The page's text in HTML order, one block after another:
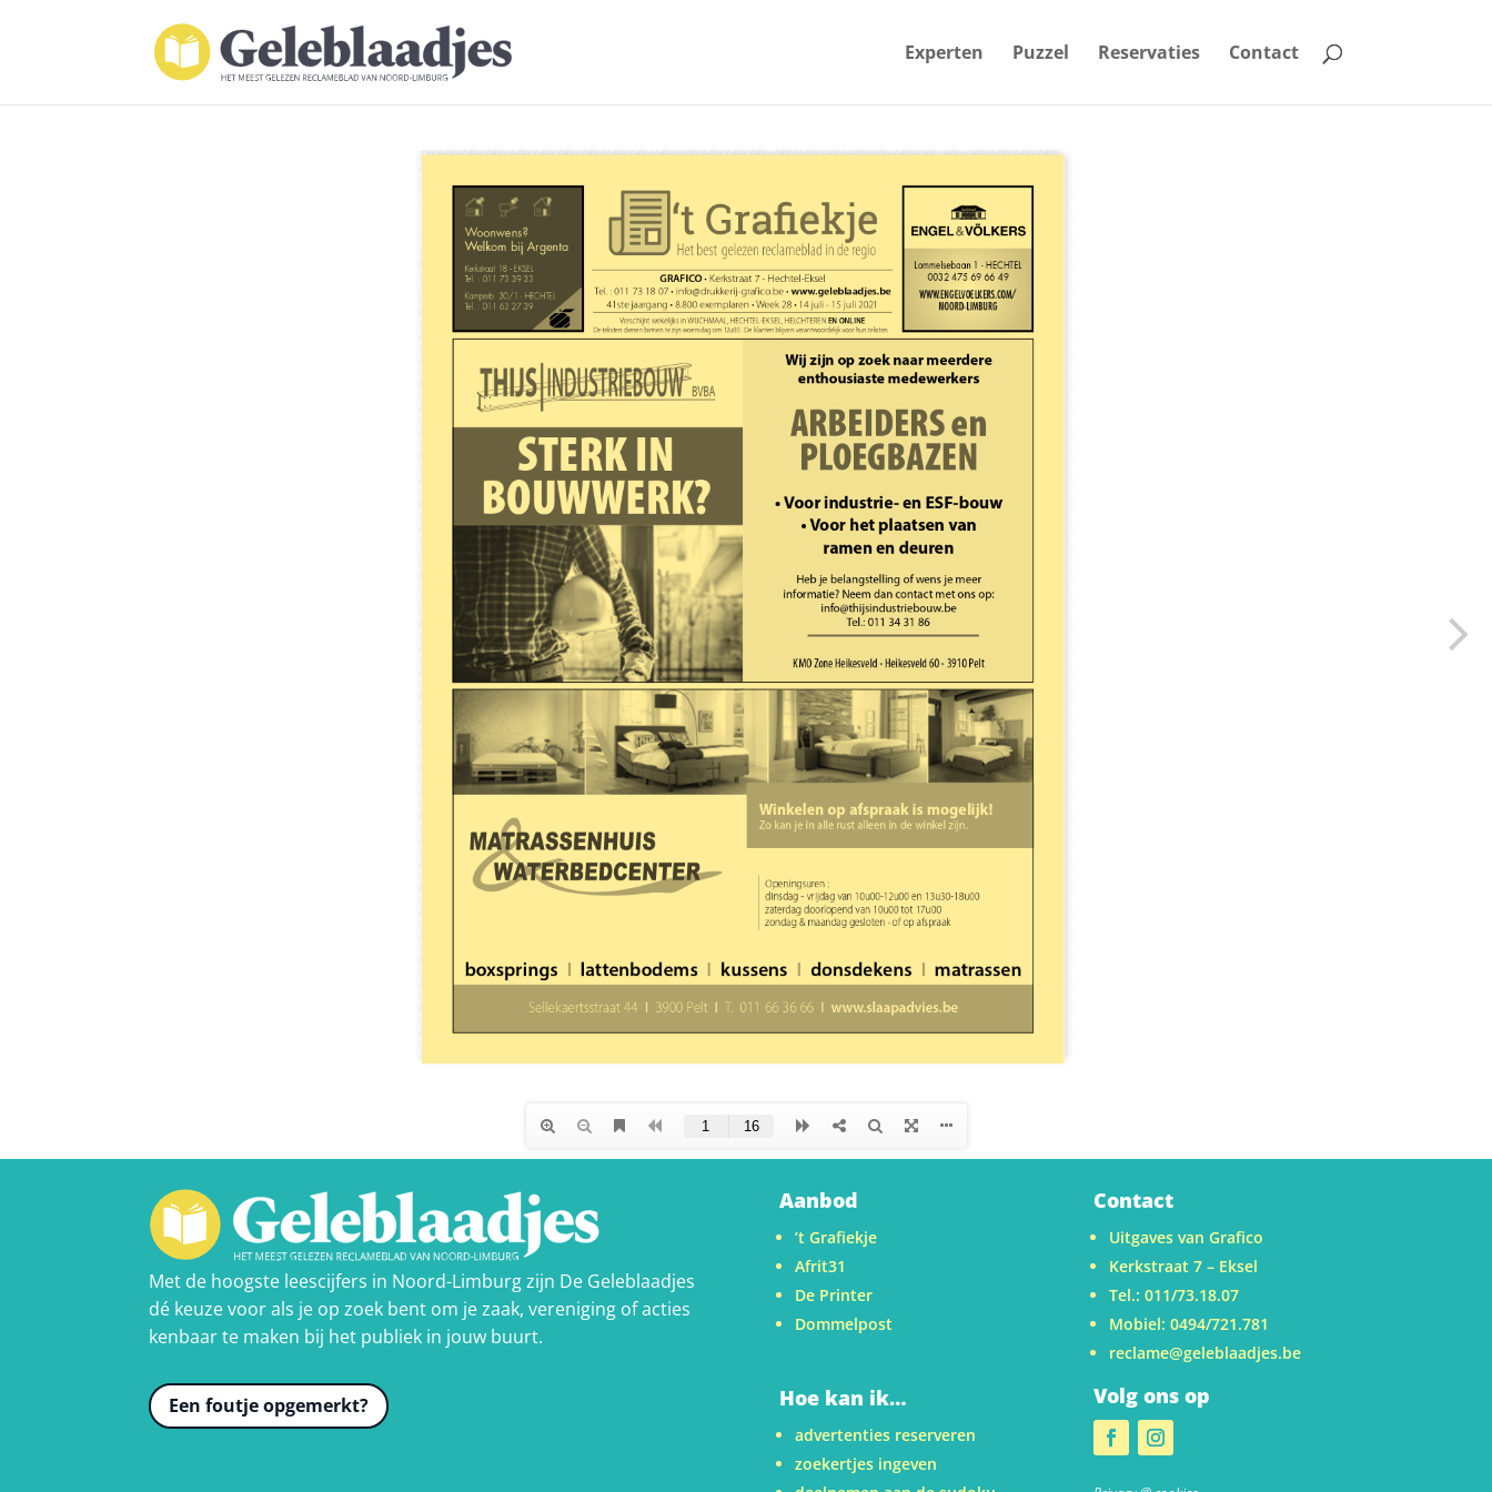
Experten Puzzel Reservaties Contact
Met de hoogste leescijfers in Noord-Limburg zijn De Geleblaadjes
dé keuze voor als je op zoek bent om je zaak, vereniging of acties
kenbaar te maken bij het publiek in jouw buurt.
Een foutje opgemerkt?
Aanbod
’t Grafiekje
Afrit31
De Printer
Dommelpost
Hoe kan ik…
advertenties reserveren
zoekertjes ingeven
Contact
Uitgaves van Grafico
Kerkstraat 7 – Eksel
Tel.: 011/73.18.07
Mobiel: 0494/721.781
reclame@geleblaadjes.be
Volg ons op